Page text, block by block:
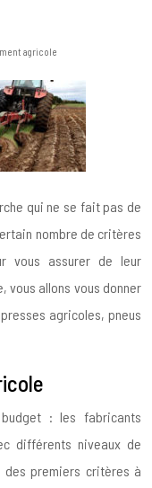
agricole
qui ne se fait pas de
nombre de critères
vous assurer de leur
vous allons vous donner
agricoles, pneus
: les fabricants
différents niveaux de
des premiers critères à